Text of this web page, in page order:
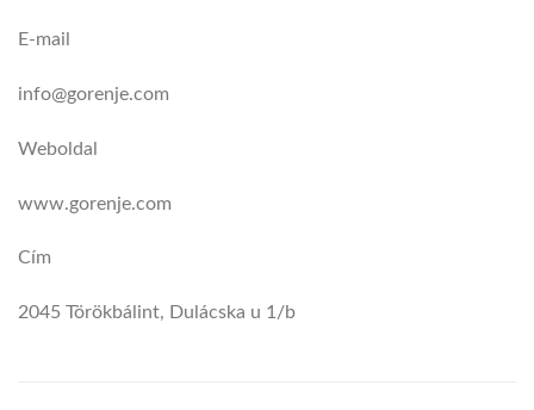
E-mail
info@gorenje.com
Weboldal
www.gorenje.com
Cím
2045 Törökbálint, Dulácska u 1/b